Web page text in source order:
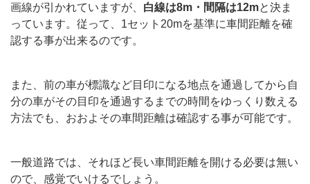
画線が引かれていますが、 白線は8m・間隔は12mと決ま
っています。従って、1セット20mを基準に車間距離を確
認する事が出来るのです。
また、前の車が標識など目印になる地点を通過してから自
分の車がその目印を通過するまでの時間をゆっくり数える
方法でも、おおよその車間距離は確認する事が可能です。
一般道路では、それほど長い車間距離を開ける必要は無い
ので、感覚でいけるでしょう。